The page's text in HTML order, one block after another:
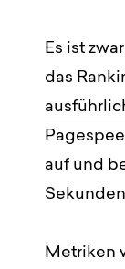
Es ist
das
auf und
Metriken